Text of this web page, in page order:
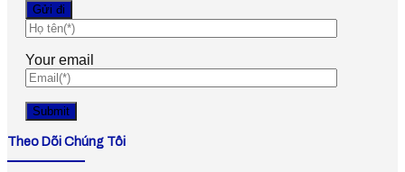
Your email
Theo Dõi Chúng Tôi